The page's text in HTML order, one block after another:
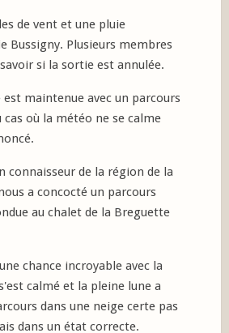
de vent et une pluie
Bussigny. Plusieurs membres
si la sortie est annulée.
maintenue avec un parcours
où la météo ne se calme
connaisseur de la région de la
a concocté un parcours
au chalet de la Breguette
chance incroyable avec la
calmé et la pleine lune a
dans une neige certe pas
dans un état correcte.